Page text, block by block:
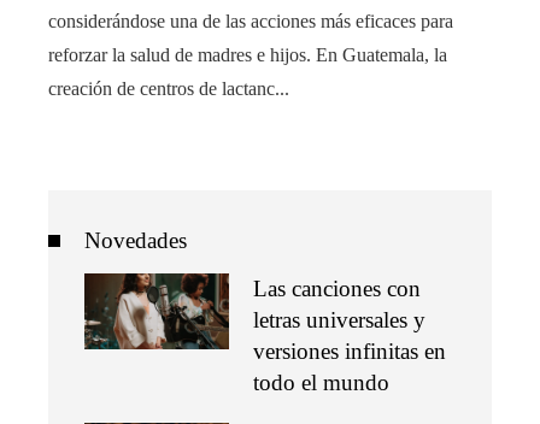
considerándose una de las acciones más eficaces para
reforzar la salud de madres e hijos. En Guatemala, la
creación de centros de lactanc...
Novedades
Las canciones con
letras universales y
versiones infinitas en
todo el mundo